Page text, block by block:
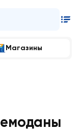
Магазины